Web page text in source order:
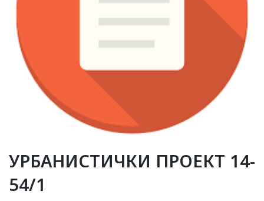
УРБАНИСТИЧКИ ПРОЕКТ 14-
54/1